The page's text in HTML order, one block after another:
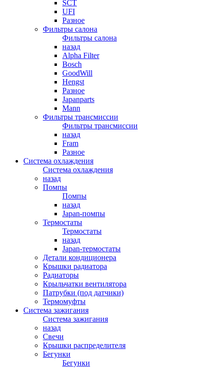
SCT
UFI
Разное
Фильтры салона
Фильтры салона
назад
Alpha Filter
Bosch
GoodWill
Hengst
Разное
Japanparts
Mann
Фильтры трансмиссии
Фильтры трансмиссии
назад
Fram
Разное
Система охлаждения
Система охлаждения
назад
Помпы
Помпы
назад
Japan-помпы
Термостаты
Термостаты
назад
Japan-термостаты
Детали кондиционера
Крышки радиатора
Радиаторы
Крыльчатки вентилятора
Патрубки (под датчики)
Термомуфты
Система зажигания
Система зажигания
назад
Свечи
Крышки распределителя
Бегунки
Бегунки